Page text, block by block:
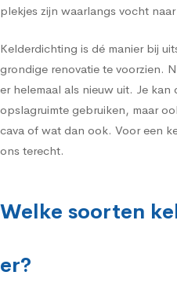
plekjes zijn waarlangs vocht
Kelderdichting is dé manier bij
grondige renovatie te voorzien.
er helemaal als nieuw uit. Je kan
opslagruimte gebruiken, maar
cava of wat dan ook. Voor een
ons terecht.
Welke soorten
er?